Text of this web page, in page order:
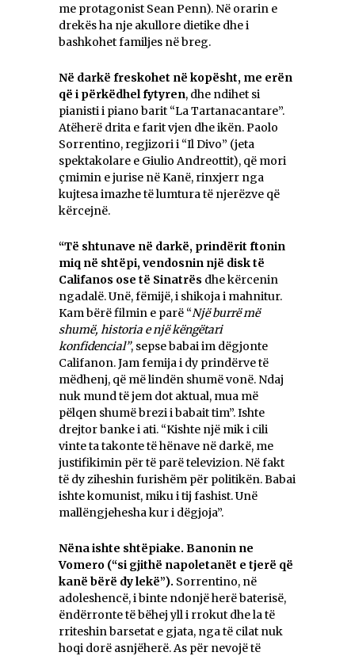
me protagonist Sean Penn). Në orarin e
drekës ha nje akullore dietike dhe i
bashkohet familjes në breg.
Në darkë freskohet në kopësht, me erën
që i përkëdhel fytyren, dhe ndihet si
pianisti i piano barit “La Tartanacantare”.
Atëherë drita e farit vjen dhe ikën. Paolo
Sorrentino, regjizori i “Il Divo” (jeta
spektakolare e Giulio Andreottit), që mori
çmimin e jurise në Kanë, rinxjerr nga
kujtesa imazhe të lumtura të njerëzve që
kërcejnë.
“Të shtunave në darkë, prindërit ftonin
miq në shtëpi, vendosnin një disk të
Califanos ose të Sinatrës dhe kërcenin
ngadalë. Unë, fëmijë, i shikoja i mahnitur.
Kam bërë filmin e parë “Një burrë më
shumë, historia e një këngëtari
konfidencial”, sepse babai im dëgjonte
Califanon. Jam femija i dy prindërve të
mëdhenj, që më lindën shumë vonë. Ndaj
nuk mund të jem dot aktual, mua më
pëlqen shumë brezi i babait tim”. Ishte
drejtor banke i ati. “Kishte një mik i cili
vinte ta takonte të hënave në darkë, me
justifikimin për të parë televizion. Në fakt
të dy ziheshin furishëm për politikën. Babai
ishte komunist, miku i tij fashist. Unë
mallëngjehesha kur i dëgjoja”.
Nëna ishte shtëpiake. Banonin ne
Vomero (“si gjithë napoletanët e tjerë që
kanë bërë dy lekë”). Sorrentino, në
adoleshencë, i binte ndonjë herë baterisë,
ëndërronte të bëhej yll i rrokut dhe la të
rriteshin barsetat e gjata, nga të cilat nuk
hoqi dorë asnjëherë. As për nevojë të